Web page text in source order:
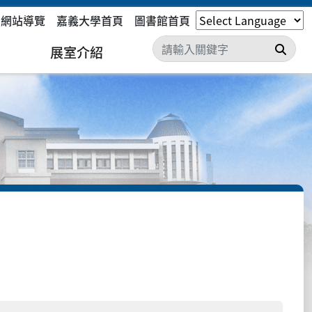
網站導覽 嘉義大學首頁 圖書館首頁
展室介紹 搜尋